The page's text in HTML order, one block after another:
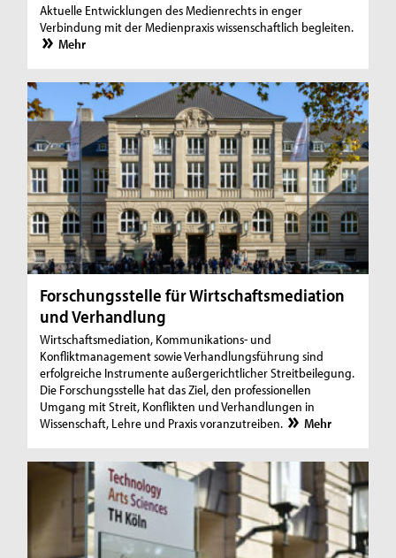
Aktuelle Entwicklungen des Medienrechts in enger
Verbindung mit der Medienpraxis wissenschaftlich begleiten.
Mehr
Forschungsstelle für Wirtschaftsmediation
und Verhandlung
Wirtschaftsmediation, Kommunikations- und
Konfliktmanagement sowie Verhandlungsführung sind
erfolgreiche Instrumente außergerichtlicher Streitbeilegung.
Die Forschungsstelle hat das Ziel, den professionellen
Umgang mit Streit, Konflikten und Verhandlungen in
Wissenschaft, Lehre und Praxis voranzutreiben.
Mehr